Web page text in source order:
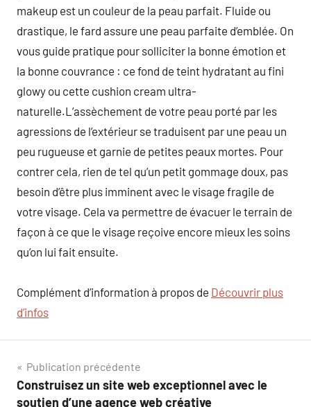
makeup est un couleur de la peau parfait. Fluide ou
drastique, le fard assure une peau parfaite d’emblée. On
vous guide pratique pour solliciter la bonne émotion et
la bonne couvrance : ce fond de teint hydratant au fini
glowy ou cette cushion cream ultra-
naturelle.L’assèchement de votre peau porté par les
agressions de l’extérieur se traduisent par une peau un
peu rugueuse et garnie de petites peaux mortes. Pour
contrer cela, rien de tel qu’un petit gommage doux, pas
besoin d’être plus imminent avec le visage fragile de
votre visage. Cela va permettre de évacuer le terrain de
façon à ce que le visage reçoive encore mieux les soins
qu’on lui fait ensuite.
Complément d’information à propos de Découvrir plus
d’infos
Navigation
de
Publication précédente
Construisez un site web exceptionnel avec le
soutien d’une agence web créative